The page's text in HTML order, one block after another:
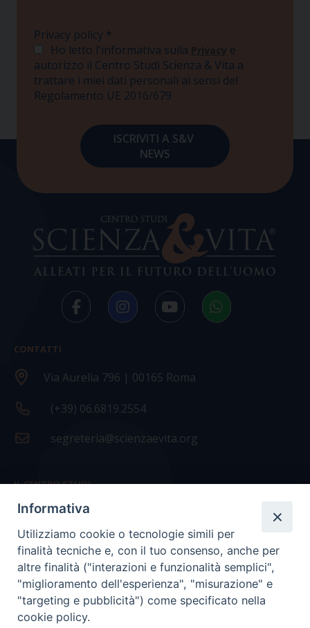
Privacy policy *
Ho letto l'informativa sulla Privacy e
autorizzo il Centro Studi Scienza & Vita a
trattare i miei dati personali ai sensi del
Regolamento UE 2016/679
CONTATTI
Via Aurelia 796 | 00165 Roma
(+39) 06.6819.2554
segreteria@scienzaevita.org
IL CENTRO STUDI
La nostra storia
Statuto
Presidenza e ufficio presidenza
Consiglio scientifico
Coordinamento nazionale
Informativa
Utilizziamo cookie o tecnologie simili per
finalità tecniche e, con il tuo consenso, anche per
altre finalità ("interazioni e funzionalità semplici",
"miglioramento dell'esperienza", "misurazione" e
"targeting e pubblicità") come specificato nella
cookie policy.